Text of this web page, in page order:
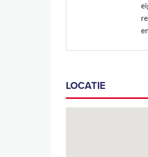
LOCATIE